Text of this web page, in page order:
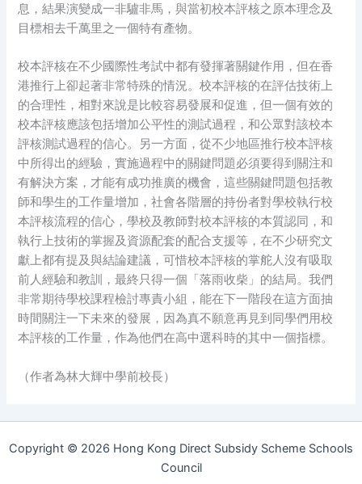
息，結果演變成一非驢非馬，與當初校本評核之原本理念及
目標相去千萬里之一個特有產物。
校本評核在不少國際性考試中都有發揮著關鍵作用，但在香
港推行上卻起著非常特殊的情況。校本評核的在評估技術上
的合理性，相對來說是比較容易發展和促進，但一個有效的
校本評核應該包括增加公平性的測試過程，和公眾對該校本
評核測試過程的信心。另一方面，從不少地區推行校本評核
中所得出的經驗，實施過程中的關鍵問題必須要得到關注和
有解決方案，才能有成功推廣的機會，這些關鍵問題包括教
師和學生的工作量增加，社會各階層的持份者對學校執行校
本評核流程的信心，學校及教師對校本評核的本質認同，和
執行上技術的掌握及資源配套的配合支援等，在不少研究文
獻上都有提及與結論建議，可惜校本評核的掌舵人沒有吸取
前人經驗和教訓，最終只得一個「落雨收柴」的結局。我們
非常期待學校課程檢討專責小組，能在下一階段在這方面抽
時間關注一下未來的發展，因為真不願意再見到同學們用校
本評核的工作量，作為他們在高中選科時的其中一個指標。
（作者為林大輝中學前校長）
Copyright © 2026 Hong Kong Direct Subsidy Scheme Schools
Council